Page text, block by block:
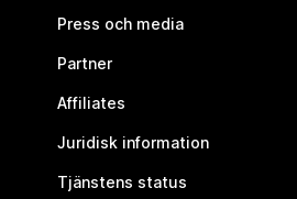
Press och media
Partner
Affiliates
Juridisk information
Tjänstens status